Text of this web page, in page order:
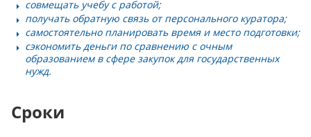
совмещать учебу с работой;
получать обратную связь от персонального куратора;
самостоятельно планировать время и место подготовки;
сэкономить деньги по сравнению с очным
образованием в сфере закупок для государственных
нужд.
Сроки